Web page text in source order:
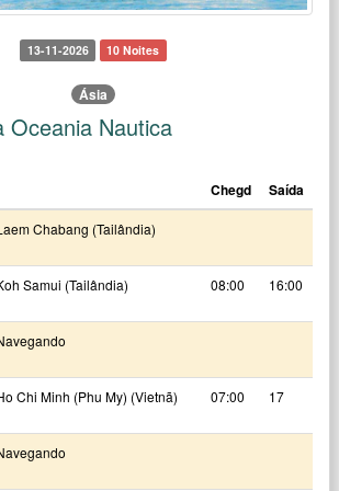
13-11-2026 10 Noites
Ásia
Oceania Nautica
Chegd Saída
Chabang (Tailândia)
Samui (Tailândia) 08:00 16:00
Chi Minh (Phu My) (Vietnã) 07:00 17